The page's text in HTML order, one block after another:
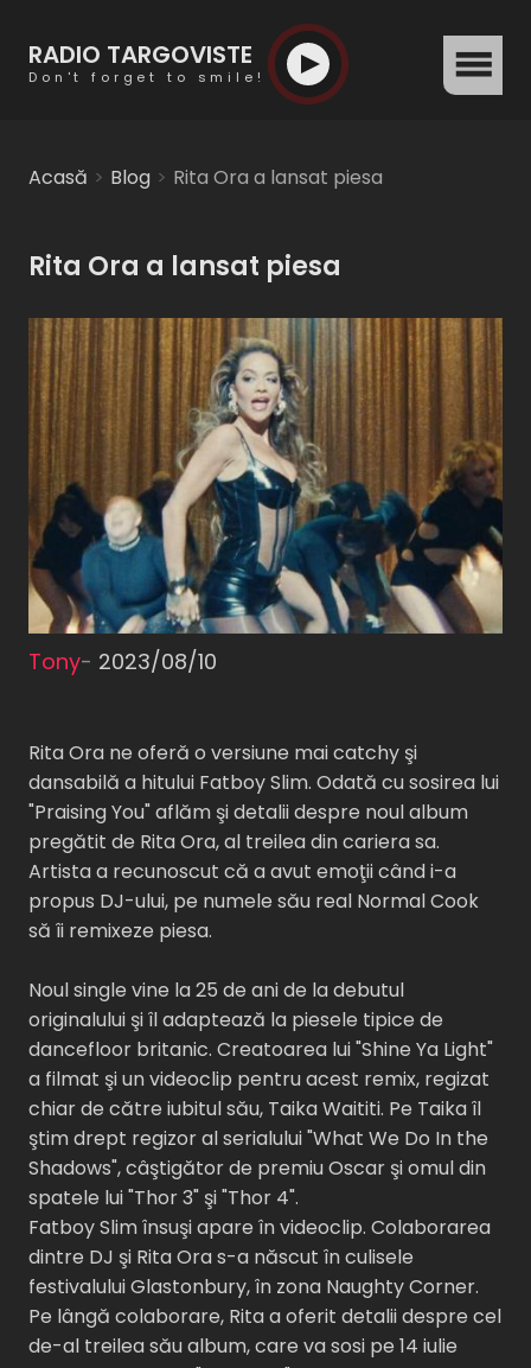
RADIO TARGOVISTE
Don't forget to smile! menu
Acasă Blog Rita Ora a lansat piesa
Rita Ora a lansat piesa
Tony- 2023/08/10
Rita Ora ne oferă o versiune mai catchy şi
dansabilă a hitului Fatboy Slim. Odată cu sosirea lui
"Praising You" aflăm şi detalii despre noul album
pregătit de Rita Ora, al treilea din cariera sa.
Artista a recunoscut că a avut emoţii când i-a
propus DJ-ului, pe numele său real Normal Cook
să îi remixeze piesa.
Noul single vine la 25 de ani de la debutul
originalului şi îl adaptează la piesele tipice de
dancefloor britanic. Creatoarea lui "Shine Ya Light"
a filmat şi un videoclip pentru acest remix, regizat
chiar de către iubitul său, Taika Waititi. Pe Taika îl
ştim drept regizor al serialului "What We Do In the
Shadows", câştigător de premiu Oscar şi omul din
spatele lui "Thor 3" şi "Thor 4".
Fatboy Slim însuşi apare în videoclip. Colaborarea
dintre DJ şi Rita Ora s-a născut în culisele
festivalului Glastonbury, în zona Naughty Corner.
Pe lângă colaborare, Rita a oferit detalii despre cel
de-al treilea său album, care va sosi pe 14 iulie